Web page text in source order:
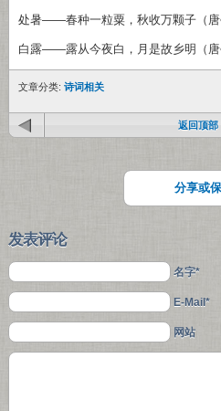
处暑——春种一粒粟，秋收万颗子（唐
白露——露从今夜白，月是故乡明（唐
文章分类: 诗词相关
返回顶部
分享或
发表评论
名字*
E-Mail*
网站